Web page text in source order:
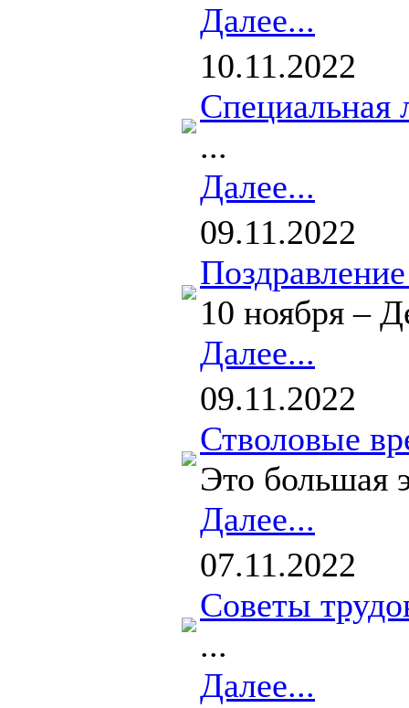
Далее...
10.11.2022
...
Далее...
09.11.2022
10 ноября –
Далее...
09.11.2022
Стволовые
Это большая
Далее...
07.11.2022
Советы
...
Далее...